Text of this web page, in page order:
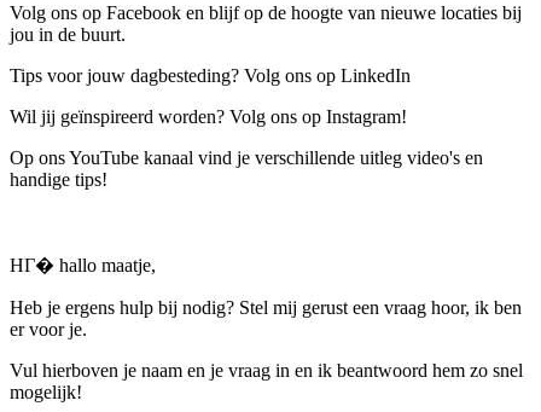
Volg ons op Facebook en blijf op de hoogte van nieuwe locaties bij
jou in de buurt.
Tips voor jouw dagbesteding? Volg ons op LinkedIn
Wil jij geïnspireerd worden? Volg ons op Instagram!
Op ons YouTube kanaal vind je verschillende uitleg video's en
handige tips!
HГ� hallo maatje,
Heb je ergens hulp bij nodig? Stel mij gerust een vraag hoor, ik ben
er voor je.
Vul hierboven je naam en je vraag in en ik beantwoord hem zo snel
mogelijk!